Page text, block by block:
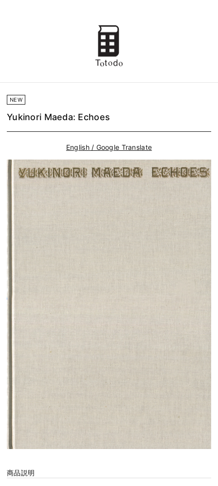
NEW
Yukinori Maeda: Echoes
English / Google Translate
商品説明